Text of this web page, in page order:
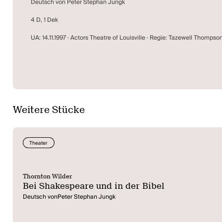
Deutsch von Peter Stephan Jungk
4 D, 1 Dek
UA: 14.11.1997 · Actors Theatre of Louisville · Regie: Tazewell
Weitere Stücke
Theater
Thornton Wilder
Bei Shakespeare und in der Bibel
Deutsch vonPeter Stephan Jungk